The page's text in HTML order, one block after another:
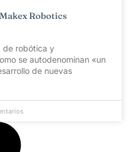
Robotics
de robótica y
se autodenominan «un
de nuevas